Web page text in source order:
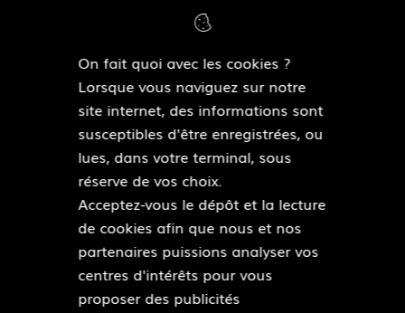
On fait quoi avec les cookies ?
Lorsque vous naviguez sur notre
site internet, des informations sont
susceptibles d'être enregistrées, ou
lues, dans votre terminal, sous
réserve de vos choix.
Acceptez-vous le dépôt et la lecture
de cookies afin que nous et nos
partenaires puissions analyser vos
centres d'intérêts pour vous
proposer des publicités
NOUS SUIVRE
Pied
page
Plan du site
Mentions légales
Accessibilité : partiellement conforme